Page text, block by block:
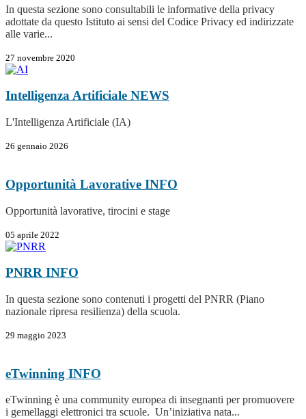
In questa sezione sono consultabili le informative della privacy
adottate da questo Istituto ai sensi del Codice Privacy ed indirizzate
alle varie...
27 novembre 2020
Intelligenza Artificiale NEWS
L'Intelligenza Artificiale (IA)
26 gennaio 2026
Opportunità Lavorative INFO
Opportunità lavorative, tirocini e stage
05 aprile 2022
PNRR INFO
In questa sezione sono contenuti i progetti del PNRR (Piano
nazionale ripresa resilienza) della scuola.
29 maggio 2023
eTwinning INFO
eTwinning è una community europea di insegnanti per promuovere
i gemellaggi elettronici tra scuole. Un’iniziativa nata...